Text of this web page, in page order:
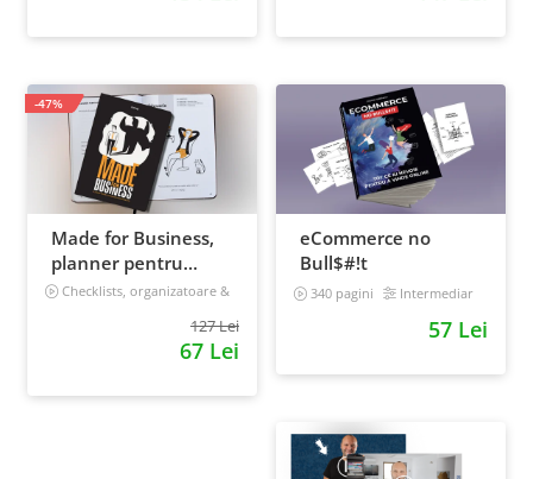
Made for Business,
planner pentru
afaceri & viata,
Checklists, organizatoare &
127 Lei
67 Lei
-47%
eCommerce no
Bull$#!t
340 pagini Intermediar
57 Lei